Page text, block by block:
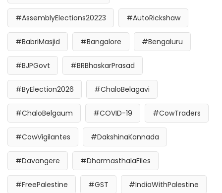
#AssemblyElections20223 #AutoRickshaw
#BabriMasjid #Bangalore #Bengaluru
#BJPGovt #BRBhaskarPrasad
#ByElection2026 #ChaloBelagavi
#ChaloBelgaum #COVID-19 #CowTraders
#CowVigilantes #DakshinaKannada
#Davangere #DharmasthalaFiles
#FreePalestine #GST #IndiaWithPalestine